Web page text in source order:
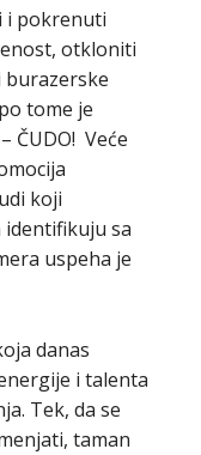
i pokrenuti
otkloniti
tome je
ČUDO! Veće
koji
sa
uspeha je
danas
i talenta
Tek, da se
taman